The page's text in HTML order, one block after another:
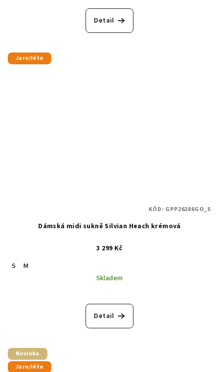
Detail
Jaro/léto
Dámská midi sukně Silvian Heach krémová
3 299 Kč
S
M
Skladem
Detail
KÓD: GPP26286GO_S
Novinka
Jaro/léto